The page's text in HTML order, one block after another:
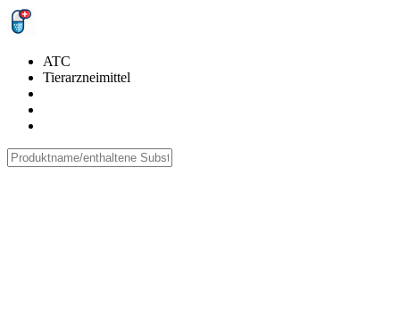
ATC
Tierarzneimittel